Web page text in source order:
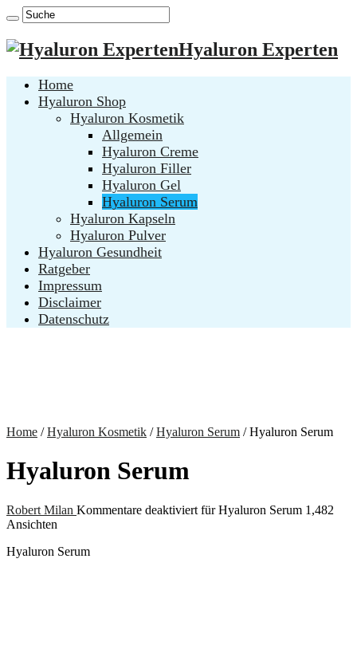
Hyaluron Experten
Home
Hyaluron Shop
Hyaluron Kosmetik
Allgemein
Hyaluron Creme
Hyaluron Filler
Hyaluron Gel
Hyaluron Serum
Hyaluron Kapseln
Hyaluron Pulver
Hyaluron Gesundheit
Ratgeber
Impressum
Disclaimer
Datenschutz
Home / Hyaluron Kosmetik / Hyaluron Serum / Hyaluron Serum
Hyaluron Serum
Robert Milan Kommentare deaktiviert für Hyaluron Serum 1,482
Ansichten
Hyaluron Serum